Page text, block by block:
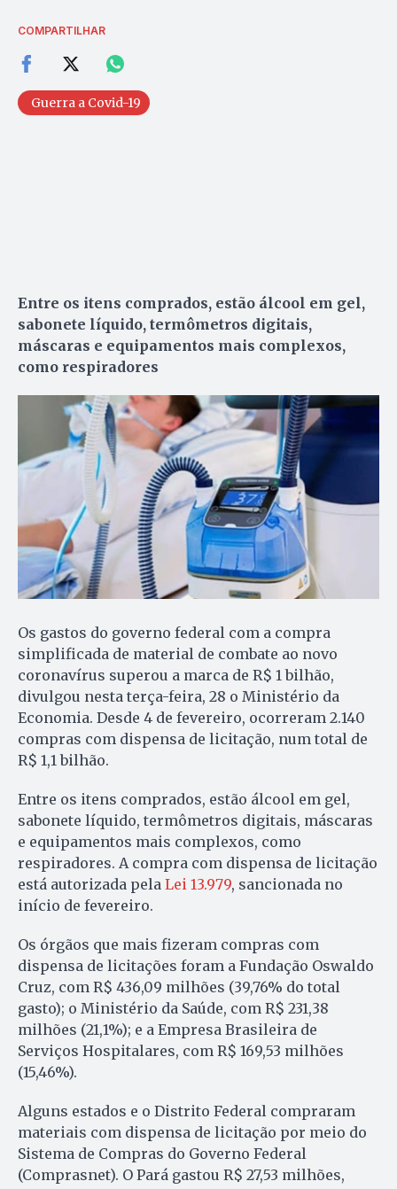
COMPARTILHAR
Guerra a Covid-19
Entre os itens comprados, estão álcool em gel,
sabonete líquido, termômetros digitais,
máscaras e equipamentos mais complexos,
como respiradores
Os gastos do governo federal com a compra
simplificada de material de combate ao novo
coronavírus superou a marca de R$ 1 bilhão,
divulgou nesta terça-feira, 28 o Ministério da
Economia. Desde 4 de fevereiro, ocorreram 2.140
compras com dispensa de licitação, num total de
R$ 1,1 bilhão.
Entre os itens comprados, estão álcool em gel,
sabonete líquido, termômetros digitais, máscaras
e equipamentos mais complexos, como
respiradores. A compra com dispensa de licitação
está autorizada pela Lei 13.979, sancionada no
início de fevereiro.
Os órgãos que mais fizeram compras com
dispensa de licitações foram a Fundação Oswaldo
Cruz, com R$ 436,09 milhões (39,76% do total
gasto); o Ministério da Saúde, com R$ 231,38
milhões (21,1%); e a Empresa Brasileira de
Serviços Hospitalares, com R$ 169,53 milhões
(15,46%).
Alguns estados e o Distrito Federal compraram
materiais com dispensa de licitação por meio do
Sistema de Compras do Governo Federal
(Comprasnet). O Pará gastou R$ 27,53 milhões,